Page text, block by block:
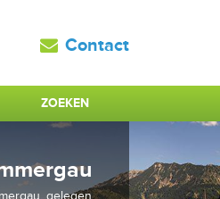
Contact
ZOEKEN
gelegen